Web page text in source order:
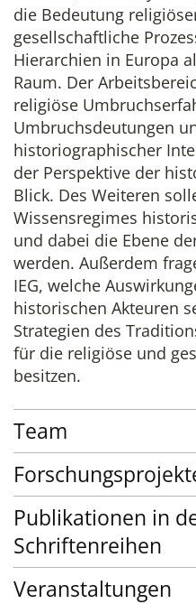
Publikationen des IEG
die Bedeutung
gesellschaftliche
Hierarchien in Europa
Raum. Der
religiöse
Umbruchsdeutungen
historiographischer
der Perspektive der
Blick. Des Weiteren
Wissensregimes
und dabei die Ebene
werden. Außerdem
IEG, welche
historischen Akteuren
Strategien des
für die religiöse und
besitzen.
Team
Publikationen in
Schriftenreihen
Veranstaltungen